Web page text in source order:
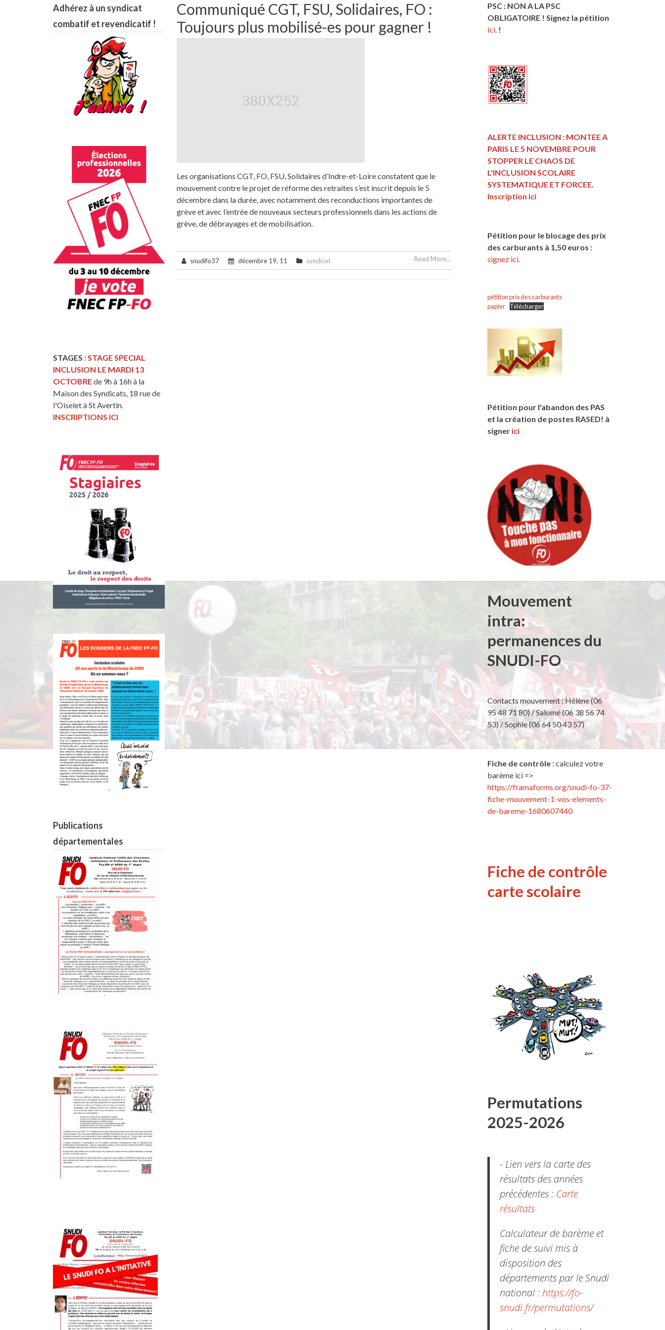
Communiqué CGT, FSU, Solidaires, FO :
Toujours plus mobilisé-es pour gagner !
Les organisations CGT, FO, FSU, Solidaires d’Indre-et-Loire constatent que le
mouvement contre le projet de réforme des retraites s’est inscrit depuis le 5
décembre dans la durée, avec notamment des reconductions importantes de
grève et avec l’entrée de nouveaux secteurs professionnels dans les actions de
grève, de débrayages et de mobilisation.
snudifo37 décembre 19, 11 syndicat Read More...
Adhérez à un syndicat
combatif et revendicatif !
STAGES :STAGE SPECIAL
INCLUSION LE MARDI 13
OCTOBREde 9h à 16h à la
Maison des Syndicats, 18 rue de
l'Oiselet à St Avertin.
INSCRIPTIONS ICI
Publications
départementales
PSC : NON A LA PSC
OBLIGATOIRE ! Signez la pétition
ici. !
ALERTE INCLUSION : MONTEE A
PARIS LE 5 NOVEMBRE POUR
STOPPER LE CHAOS DE
L'INCLUSION SCOLAIRE
SYSTEMATIQUE ET FORCEE.
Inscription ici
Pétition pour le blocage des prix
des carburants à 1,50 euros :
signez ici.
pétition prix des carburants
papier
Télécharger
Pétition pour l'abandon des PAS
et la création de postes RASED! à
signer ici
Mouvement
intra:
permanences du
SNUDI-FO
Contacts mouvement : Hélène (06
95 48 71 80) / Salomé (06 38 56 74
53) / Sophie (06 64 50 43 57)
Fiche de contrôle: calculez votre
barème ici =>
https://framaforms.org/snudi-fo-37-
fiche-mouvement-1-vos-elements-
de-bareme-1680607440
Fiche de contrôle
carte scolaire
Permutations
2025-2026
- Lien vers la carte des
résultats des années
précédentes : Carte
résultats
Calculateur de barème et
fiche de suivi mis à
disposition des
départements par le Snudi
national : https://fo-
snudi.fr/permutations/